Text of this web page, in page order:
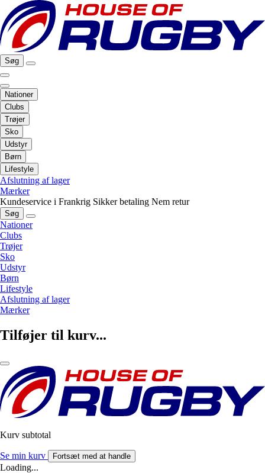
Søg
Nationer
Clubs
Trøjer
Sko
Udstyr
Børn
Lifestyle
Afslutning af lager
Mærker
Kundeservice i Frankrig Sikker betaling Nem retur
Søg
Nationer
Clubs
Trøjer
Sko
Udstyr
Børn
Lifestyle
Afslutning af lager
Mærker
Tilføjer til kurv...
Kurv subtotal
Se min kurv Fortsæt med at handle
Loading...